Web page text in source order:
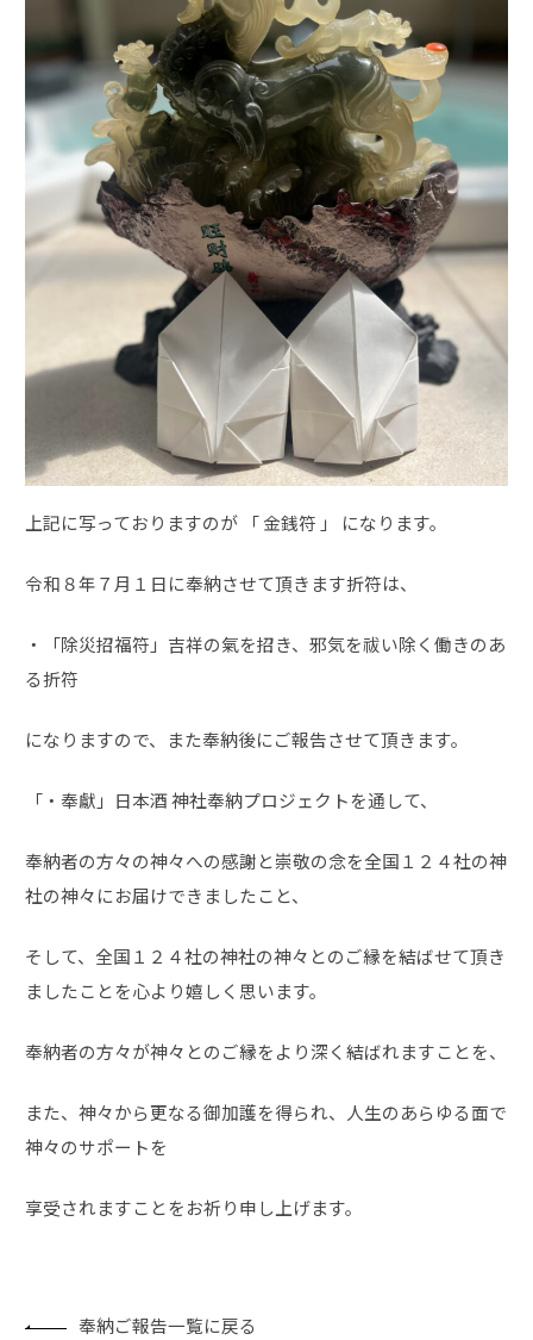
上記に写っておりますのが 「 金銭符 」 になります。
令和８年７月１日に奉納させて頂きます折符は、
・「除災招福符」吉祥の氣を招き、邪気を祓い除く働きのあ
る折符
になりますので、また奉納後にご報告させて頂きます。
「・奉獻」日本酒 神社奉納プロジェクトを通して、
奉納者の方々の神々への感謝と崇敬の念を全国１２４社の神
社の神々にお届けできましたこと、
そして、全国１２４社の神社の神々とのご縁を結ばせて頂き
ましたことを心より嬉しく思います。
奉納者の方々が神々とのご縁をより深く結ばれますことを、
また、神々から更なる御加護を得られ、人生のあらゆる面で
神々のサポートを
享受されますことをお祈り申し上げます。
奉納ご報告一覧に戻る